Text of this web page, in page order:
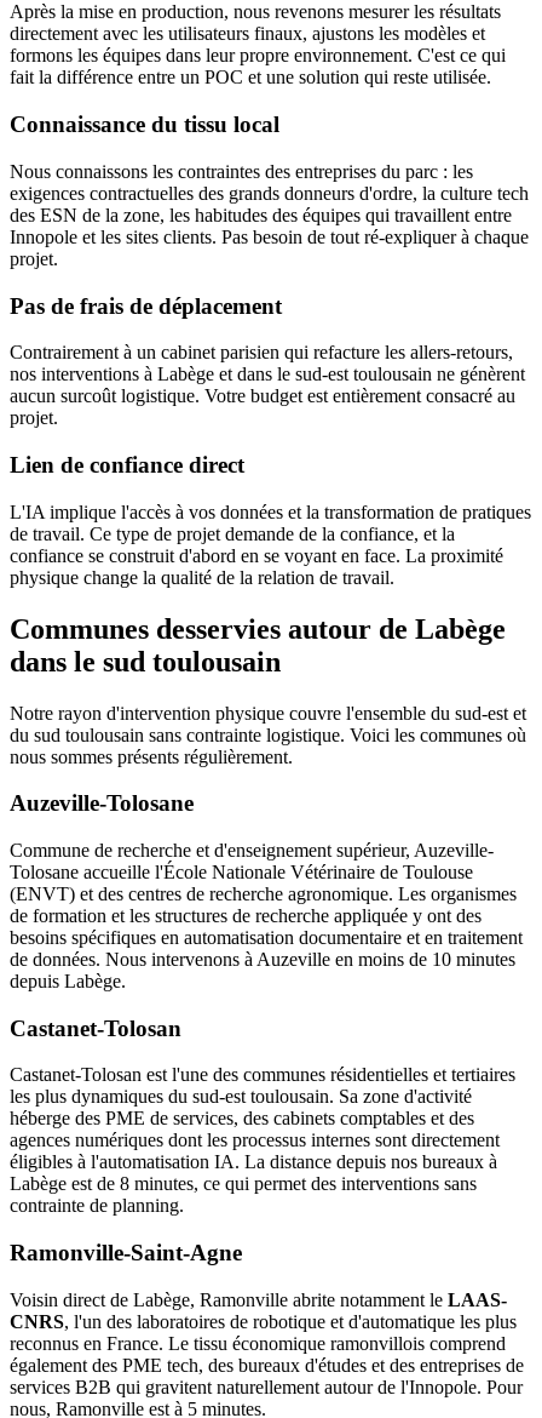
Après la mise en production, nous revenons mesurer les résultats
directement avec les utilisateurs finaux, ajustons les modèles et
formons les équipes dans leur propre environnement. C'est ce qui
fait la différence entre un POC et une solution qui reste utilisée.
Connaissance du tissu local
Nous connaissons les contraintes des entreprises du parc : les
exigences contractuelles des grands donneurs d'ordre, la culture tech
des ESN de la zone, les habitudes des équipes qui travaillent entre
Innopole et les sites clients. Pas besoin de tout ré-expliquer à chaque
projet.
Pas de frais de déplacement
Contrairement à un cabinet parisien qui refacture les allers-retours,
nos interventions à Labège et dans le sud-est toulousain ne génèrent
aucun surcoût logistique. Votre budget est entièrement consacré au
projet.
Lien de confiance direct
L'IA implique l'accès à vos données et la transformation de pratiques
de travail. Ce type de projet demande de la confiance, et la
confiance se construit d'abord en se voyant en face. La proximité
physique change la qualité de la relation de travail.
Communes desservies autour de Labège
dans le sud toulousain
Notre rayon d'intervention physique couvre l'ensemble du sud-est et
du sud toulousain sans contrainte logistique. Voici les communes où
nous sommes présents régulièrement.
Auzeville-Tolosane
Commune de recherche et d'enseignement supérieur, Auzeville-
Tolosane accueille l'École Nationale Vétérinaire de Toulouse
(ENVT) et des centres de recherche agronomique. Les organismes
de formation et les structures de recherche appliquée y ont des
besoins spécifiques en automatisation documentaire et en traitement
de données. Nous intervenons à Auzeville en moins de 10 minutes
depuis Labège.
Castanet-Tolosan
Castanet-Tolosan est l'une des communes résidentielles et tertiaires
les plus dynamiques du sud-est toulousain. Sa zone d'activité
héberge des PME de services, des cabinets comptables et des
agences numériques dont les processus internes sont directement
éligibles à l'automatisation IA. La distance depuis nos bureaux à
Labège est de 8 minutes, ce qui permet des interventions sans
contrainte de planning.
Ramonville-Saint-Agne
Voisin direct de Labège, Ramonville abrite notamment le LAAS-
CNRS, l'un des laboratoires de robotique et d'automatique les plus
reconnus en France. Le tissu économique ramonvillois comprend
également des PME tech, des bureaux d'études et des entreprises de
services B2B qui gravitent naturellement autour de l'Innopole. Pour
nous, Ramonville est à 5 minutes.